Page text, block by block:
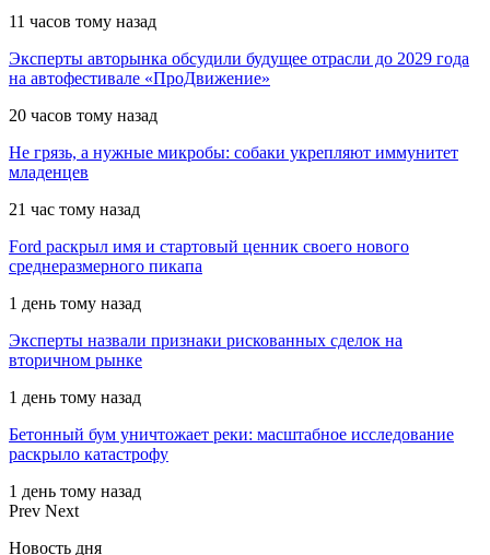
11 часов тому назад
Эксперты авторынка обсудили будущее отрасли до 2029 года
на автофестивале «ПроДвижение»
20 часов тому назад
Не грязь, а нужные микробы: собаки укрепляют иммунитет
младенцев
21 час тому назад
Ford раскрыл имя и стартовый ценник своего нового
среднеразмерного пикапа
1 день тому назад
Эксперты назвали признаки рискованных сделок на
вторичном рынке
1 день тому назад
Бетонный бум уничтожает реки: масштабное исследование
раскрыло катастрофу
1 день тому назад
Prev Next
Новость дня